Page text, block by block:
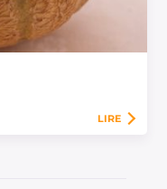
LIRE